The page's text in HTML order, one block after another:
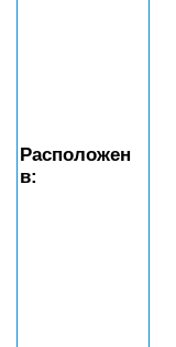
Расположен
в: